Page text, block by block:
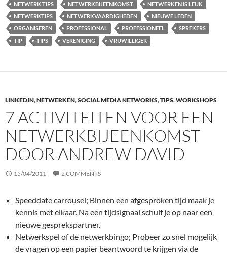
NETWERK TIPS
NETWERKBIJEENKOMST
NETWERKEN IS LEUK
NETWERKTIPS
NETWERKVAARDIGHEDEN
NIEUWE LEDEN
ORGANISEREN
PROFESSIONAL PROFESSIONEEL
SPREKERS
TIP
TIPS VERENIGING VRIJWILLIGER
LINKEDIN,NETWERKEN,SOCIAL MEDIA NETWORKS,TIPS,WORKSHOPS
7 ACTIVITEITEN VOOR EEN
NETWERKBIJEENKOMST
DOOR ANDREW DAVID
15/04/2011 2 COMMENTS
Speeddate carrousel; Binnen een afgesproken tijd maak je
kennis met elkaar. Na een tijdsignaal schuif je op naar een
nieuwe gesprekspartner.
Netwerkspel of de netwerkbingo; Probeer zo snel mogelijk
de vragen op een papier beantwoord te krijgen via de